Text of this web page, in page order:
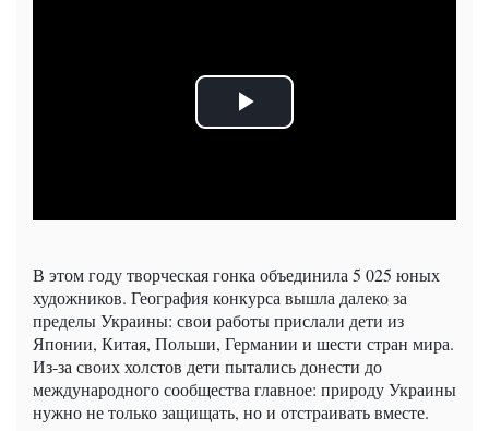
В этом году творческая гонка объединила 5 025 юных
художников. География конкурса вышла далеко за
пределы Украины: свои работы прислали дети из
Японии, Китая, Польши, Германии и шести стран мира.
Из-за своих холстов дети пытались донести до
международного сообщества главное: природу Украины
нужно не только защищать, но и отстраивать вместе.